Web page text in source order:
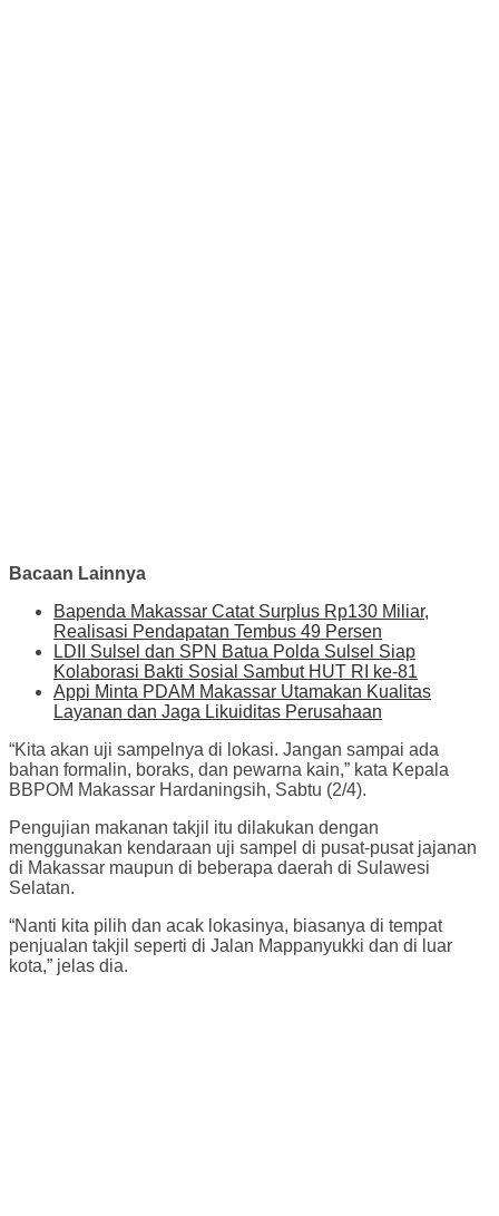
Bacaan Lainnya
Bapenda Makassar Catat Surplus Rp130 Miliar,
Realisasi Pendapatan Tembus 49 Persen
LDII Sulsel dan SPN Batua Polda Sulsel Siap
Kolaborasi Bakti Sosial Sambut HUT RI ke-81
Appi Minta PDAM Makassar Utamakan Kualitas
Layanan dan Jaga Likuiditas Perusahaan
“Kita akan uji sampelnya di lokasi. Jangan sampai ada
bahan formalin, boraks, dan pewarna kain,” kata Kepala
BBPOM Makassar Hardaningsih, Sabtu (2/4).
Pengujian makanan takjil itu dilakukan dengan
menggunakan kendaraan uji sampel di pusat-pusat jajanan
di Makassar maupun di beberapa daerah di Sulawesi
Selatan.
“Nanti kita pilih dan acak lokasinya, biasanya di tempat
penjualan takjil seperti di Jalan Mappanyukki dan di luar
kota,” jelas dia.